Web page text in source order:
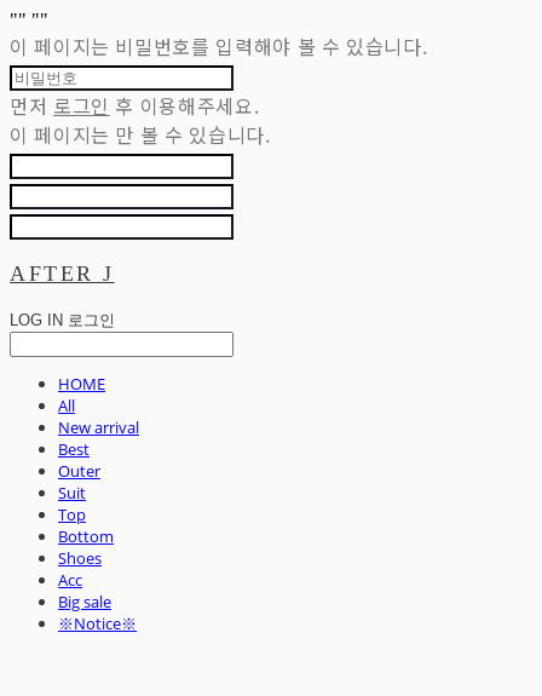
"" ""
이 페이지는 비밀번호를 입력해야 볼 수 있습니다.
먼저 로그인 후 이용해주세요.
이 페이지는 만 볼 수 있습니다.
AFTER J
LOG IN 로그인
HOME
All
New arrival
Best
Outer
Suit
Top
Bottom
Shoes
Acc
Big sale
※Notice※